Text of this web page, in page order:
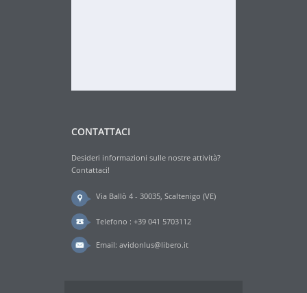
CONTATTACI
Desideri informazioni sulle nostre attività?
Contattaci!
Via Ballò 4 - 30035, Scaltenigo (VE)
Telefono : +39 041 5703112
Email: avidonlus@libero.it